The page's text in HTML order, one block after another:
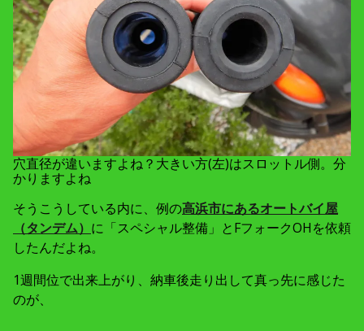
穴直径が違いますよね？大きい方(左)はスロットル側。分
かりますよね
そうこうしている内に、例の高浜市にあるオートバイ屋
（タンデム） に「スペシャル整備」とFフォークOHを依頼
したんだよね。
1週間位で出来上がり、納車後走り出して真っ先に感じた
のが、